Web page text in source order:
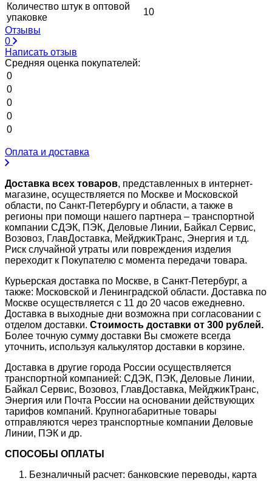
Количество штук в оптовой
упаковке
10
Отзывы
0
Написать отзыв
Средняя оценка покупателей:
0
0
0
0
0
Оплата и доставка
Доставка всех товаров, представленных в интернет-
магазине, осуществляется по Москве и Московской
области, по Санкт-Петербургу и области, а также в
регионы при помощи нашего партнера – транспортной
компании СДЭК, ПЭК, Деловые Линии, Байкал Сервис,
Возовоз, ГлавДоставка, МейджикТранс, Энергия и т.д.
Риск случайной утраты или повреждения изделия
переходит к Покупателю с момента передачи товара.
Курьерская доставка по Москве, в Санкт-Петербург, а
также: Московской и Ленинградской области. Доставка по
Москве осуществляется с 11 до 20 часов ежедневно.
Доставка в выходные дни возможна при согласовании с
отделом доставки. Стоимость доставки от 300 рублей.
Более точную сумму доставки Вы сможете всегда
уточнить, используя калькулятор доставки в корзине.
Доставка в другие города России осуществляется
транспортной компанией: СДЭК, ПЭК, Деловые Линии,
Байкал Сервис, Возовоз, ГлавДоставка, МейджикТранс,
Энергия или Почта России на основании действующих
тарифов компаний. Крупногабаритные товары
отправляются через транспортные компании Деловые
Линии, ПЭК и др.
СПОСОБЫ ОПЛАТЫ
Безналичный расчет: банковские переводы, карта